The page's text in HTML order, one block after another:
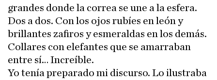
grandes donde la correa se une a la esfera.
Dos a dos. Con los ojos rubíes en león y
brillantes zafiros y esmeraldas en los demás.
Collares con elefantes que se amarraban
entre sí… Increíble.
Yo tenía preparado mi discurso. Lo ilustraba